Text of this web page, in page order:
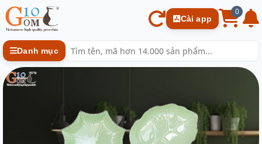
Cài app
0
Danh mục